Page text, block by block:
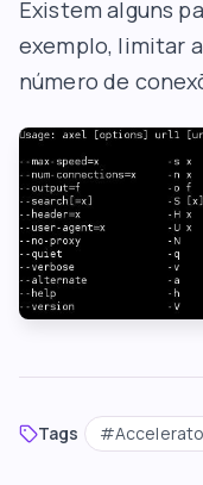
Existem alguns
exemplo, limitar
número de
Tags #